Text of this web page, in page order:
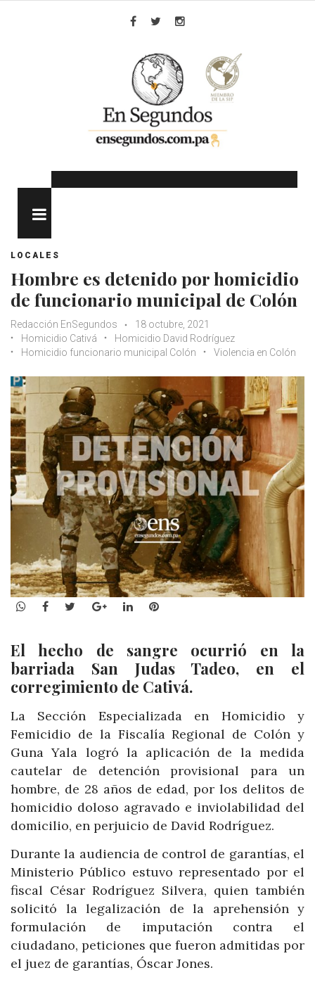
LOCALES
Hombre es detenido por homicidio
de funcionario municipal de Colón
Redacción EnSegundos
18 octubre, 2021
Homicidio Cativá
Homicidio David Rodríguez
Homicidio funcionario municipal Colón
Violencia en Colón
WhatsApp
Facebook
TwitterGoogle+LinkedInPinterest
El hecho de sangre ocurrió en la
barriada San Judas Tadeo, en el
corregimiento de Cativá.
La Sección Especializada en Homicidio y
Femicidio de la Fiscalía Regional de Colón y
Guna Yala logró la aplicación de la medida
cautelar de detención provisional para un
hombre, de 28 años de edad, por los delitos de
homicidio doloso agravado e inviolabilidad del
domicilio, en perjuicio de David Rodríguez.
Durante la audiencia de control de garantías, el
Ministerio Público estuvo representado por el
fiscal César Rodríguez Silvera, quien también
solicitó la legalización de la aprehensión y
formulación de imputación contra el
ciudadano, peticiones que fueron admitidas por
el juez de garantías, Óscar Jones.